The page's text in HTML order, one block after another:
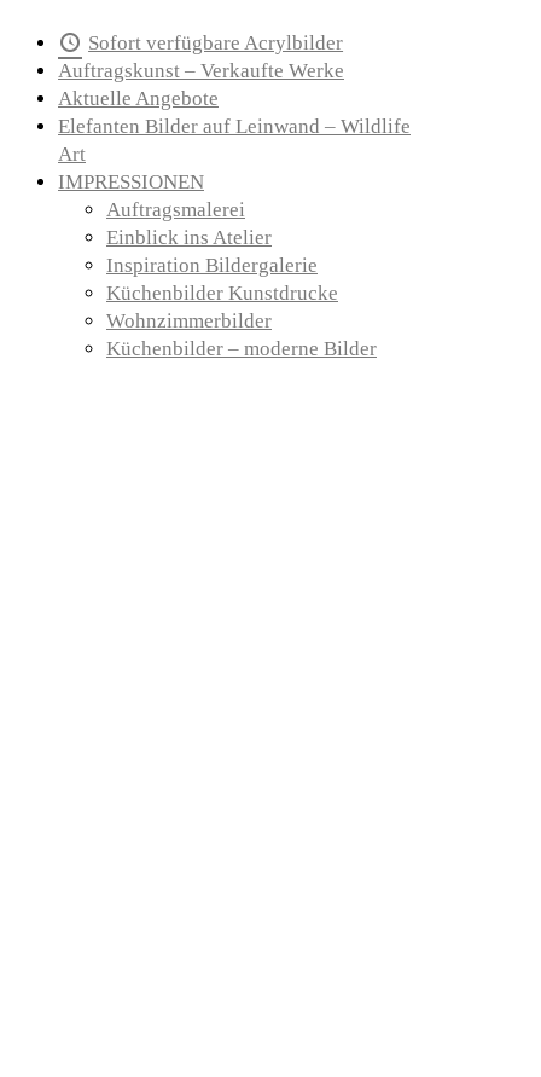
Sofort verfügbare Acrylbilder
Auftragskunst – Verkaufte Werke
Aktuelle Angebote
Elefanten Bilder auf Leinwand – Wildlife
Art
IMPRESSIONEN
Auftragsmalerei
Einblick ins Atelier
Inspiration Bildergalerie
Küchenbilder Kunstdrucke
Wohnzimmerbilder
Küchenbilder – moderne Bilder